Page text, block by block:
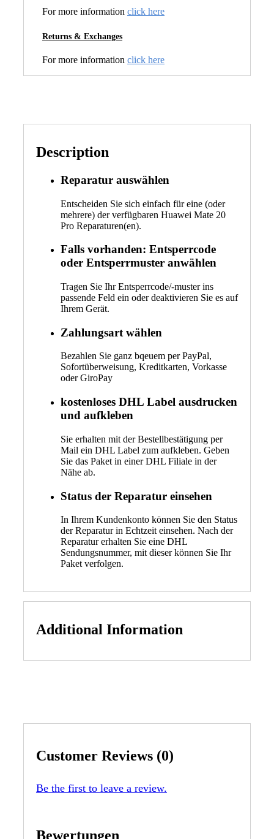
For more information click here
Returns & Exchanges
For more information click here
Description
Reparatur auswählen
Entscheiden Sie sich einfach für eine (oder
mehrere) der verfügbaren Huawei Mate 20
Pro Reparaturen(en).
Falls vorhanden: Entsperrcode
oder Entsperrmuster anwählen
Tragen Sie Ihr Entsperrcode/-muster ins
passende Feld ein oder deaktivieren Sie es auf
Ihrem Gerät.
Zahlungsart wählen
Bezahlen Sie ganz bqeuem per PayPal,
Sofortüberweisung, Kreditkarten, Vorkasse
oder GiroPay
kostenloses DHL Label ausdrucken
und aufkleben
Sie erhalten mit der Bestellbestätigung per
Mail ein DHL Label zum aufkleben. Geben
Sie das Paket in einer DHL Filiale in der
Nähe ab.
Status der Reparatur einsehen
In Ihrem Kundenkonto können Sie den Status
der Reparatur in Echtzeit einsehen. Nach der
Reparatur erhalten Sie eine DHL
Sendungsnummer, mit dieser können Sie Ihr
Paket verfolgen.
Additional Information
Customer Reviews (0)
Be the first to leave a review.
Bewertungen